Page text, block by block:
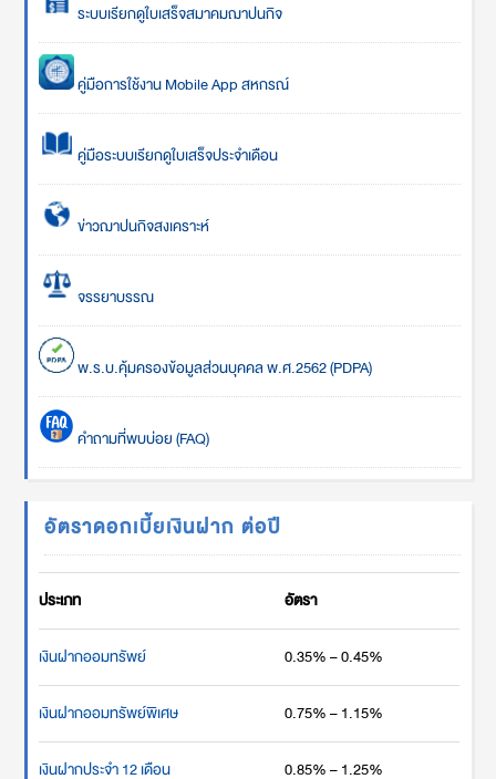
ระบบเรียกดูใบเสร็จสมาคมฌาปนกิจ
คู่มือการใช้งาน Mobile App สหกรณ์
คู่มือระบบเรียกดูใบเสร็จประจำเดือน
ข่าวฌาปนกิจสงเคราะห์
จรรยาบรรณ
พ.ร.บ.คุ้มครองข้อมูลส่วนบุคคล พ.ศ.2562 (PDPA)
คำถามที่พบบ่อย (FAQ)
อัตราดอกเบี้ยเงินฝาก ต่อปี
ประเภท อัตรา
เงินฝากออมทรัพย์ 0.35% – 0.45%
เงินฝากออมทรัพย์พิเศษ 0.75% – 1.15%
เงินฝากประจำ 12 เดือน 0.85% – 1.25%